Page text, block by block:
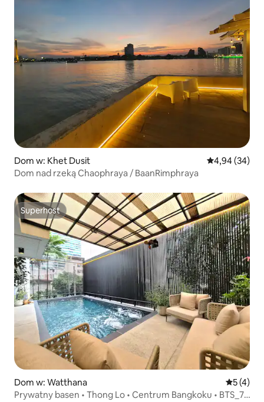
Dom w: Khet Dusit Średnia
4,94 (34)
Dom nad rzeką Chaophraya / BaanRimphraya
Superhost
Superhost
Dom w: Watthana Średnia
5 (4)
Prywatny basen • Thong Lo • Centrum Bangkoku • BTS_7-